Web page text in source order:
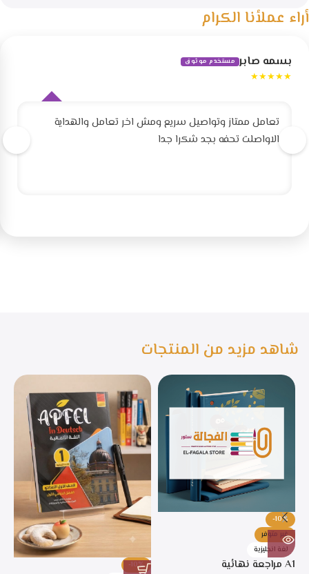
أراء عملأنا الكرام
بسمه صابر مستخدم موثوق
★★★★★
تعامل ممتاز وتواصيل سريع ومش اخر تعامل والهداية
الاواصلت تحفه بجد شكرا جدا
شاهد مزيد من المنتجات
-10%
غير متوفر
لغة انجليزية
A1 مراجعة نهائية
-10%